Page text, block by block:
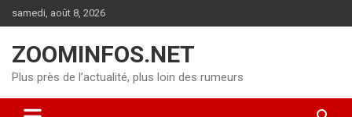
au
samedi, août 8, 2026
ZOOMINFOS.NET
Plus près de l’actualité, plus loin des rumeurs